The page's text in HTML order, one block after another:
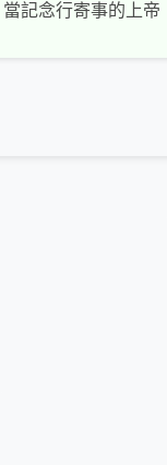
當記念行寄事的上帝